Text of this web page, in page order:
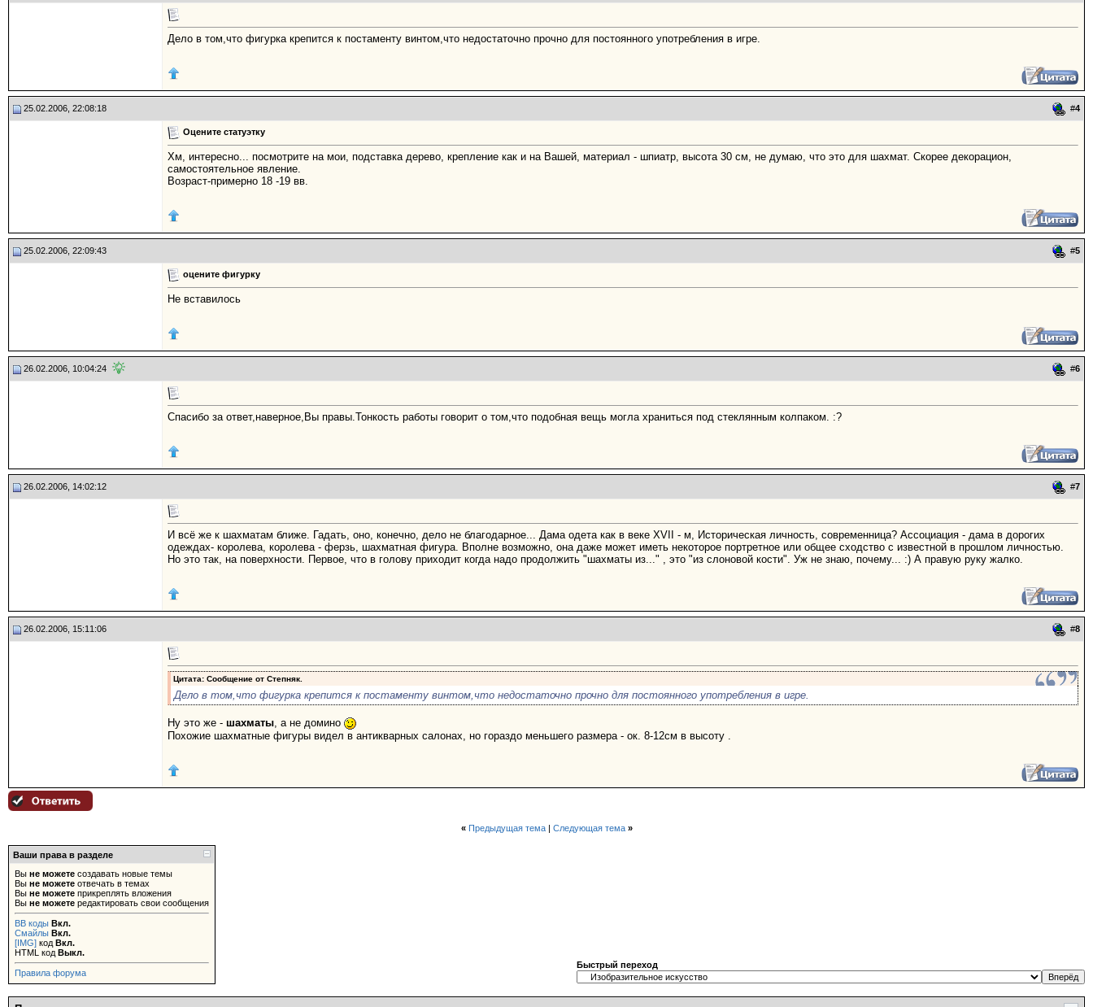
Дело в том,что фигурка крепится к постаменту винтом,что недостаточно прочно для постоянного употребления в игре.
25.02.2006, 22:08:18 #4
Оцените статуэтку
Хм, интересно... посмотрите на мои, подставка дерево, крепление как и на Вашей, материал - шпиатр, высота 30 см, не думаю, что это для шахмат. Скорее декорацион,
самостоятельное явление.
Возраст-примерно 18 -19 вв.
25.02.2006, 22:09:43 #5
оцените фигурку
Не вставилось
26.02.2006, 10:04:24 #6
Спасибо за ответ,наверное,Вы правы.Тонкость работы говорит о том,что подобная вещь могла храниться под стеклянным колпаком. :?
26.02.2006, 14:02:12 #7
И всё же к шахматам ближе. Гадать, оно, конечно, дело не благодарное... Дама одета как в веке XVII - м, Историческая личность, современница? Ассоциация - дама в дорогих
одеждах- королева, королева - ферзь, шахматная фигура. Вполне возможно, она даже может иметь некоторое портретное или общее сходство с известной в прошлом личностью.
Но это так, на поверхности. Первое, что в голову приходит когда надо продолжить "шахматы из..." , это "из слоновой кости". Уж не знаю, почему... :) А правую руку жалко.
26.02.2006, 15:11:06 #8
Цитата: Сообщение от Степняк.
Дело в том,что фигурка крепится к постаменту винтом,что недостаточно прочно для постоянного употребления в игре.
Ну это же - шахматы , а не домино
Похожие шахматные фигуры видел в антикварных салонах, но гораздо меньшего размера - ок. 8-12см в высоту .
« Предыдущая тема| Следующая тема »
Ваши права в разделе
Вы не можете создавать новые темы
Вы не можете отвечать в темах
Вы не можете прикреплять вложения
Вы не можете редактировать свои сообщения
BB коды Вкл.
Смайлы Вкл.
[IMG] код Вкл.
HTML код Выкл.
Правила форума
Быстрый переход